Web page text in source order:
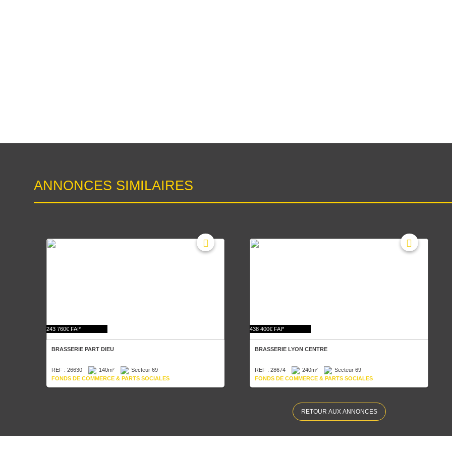
ANNONCES SIMILAIRES
243 760€ FAI*
BRASSERIE PART DIEU
REF : 26630 140m²
Secteur 69
FONDS DE COMMERCE & PARTS SOCIALES
438 400€ FAI*
BRASSERIE LYON CENTRE
REF : 28674 240m²
Secteur 69
FONDS DE COMMERCE & PARTS SOCIALES
RETOUR AUX ANNONCES